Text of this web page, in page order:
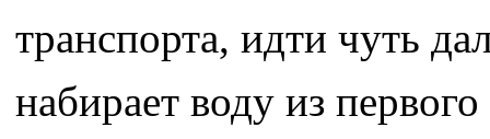
транспорта, идти чуть
набирает воду из